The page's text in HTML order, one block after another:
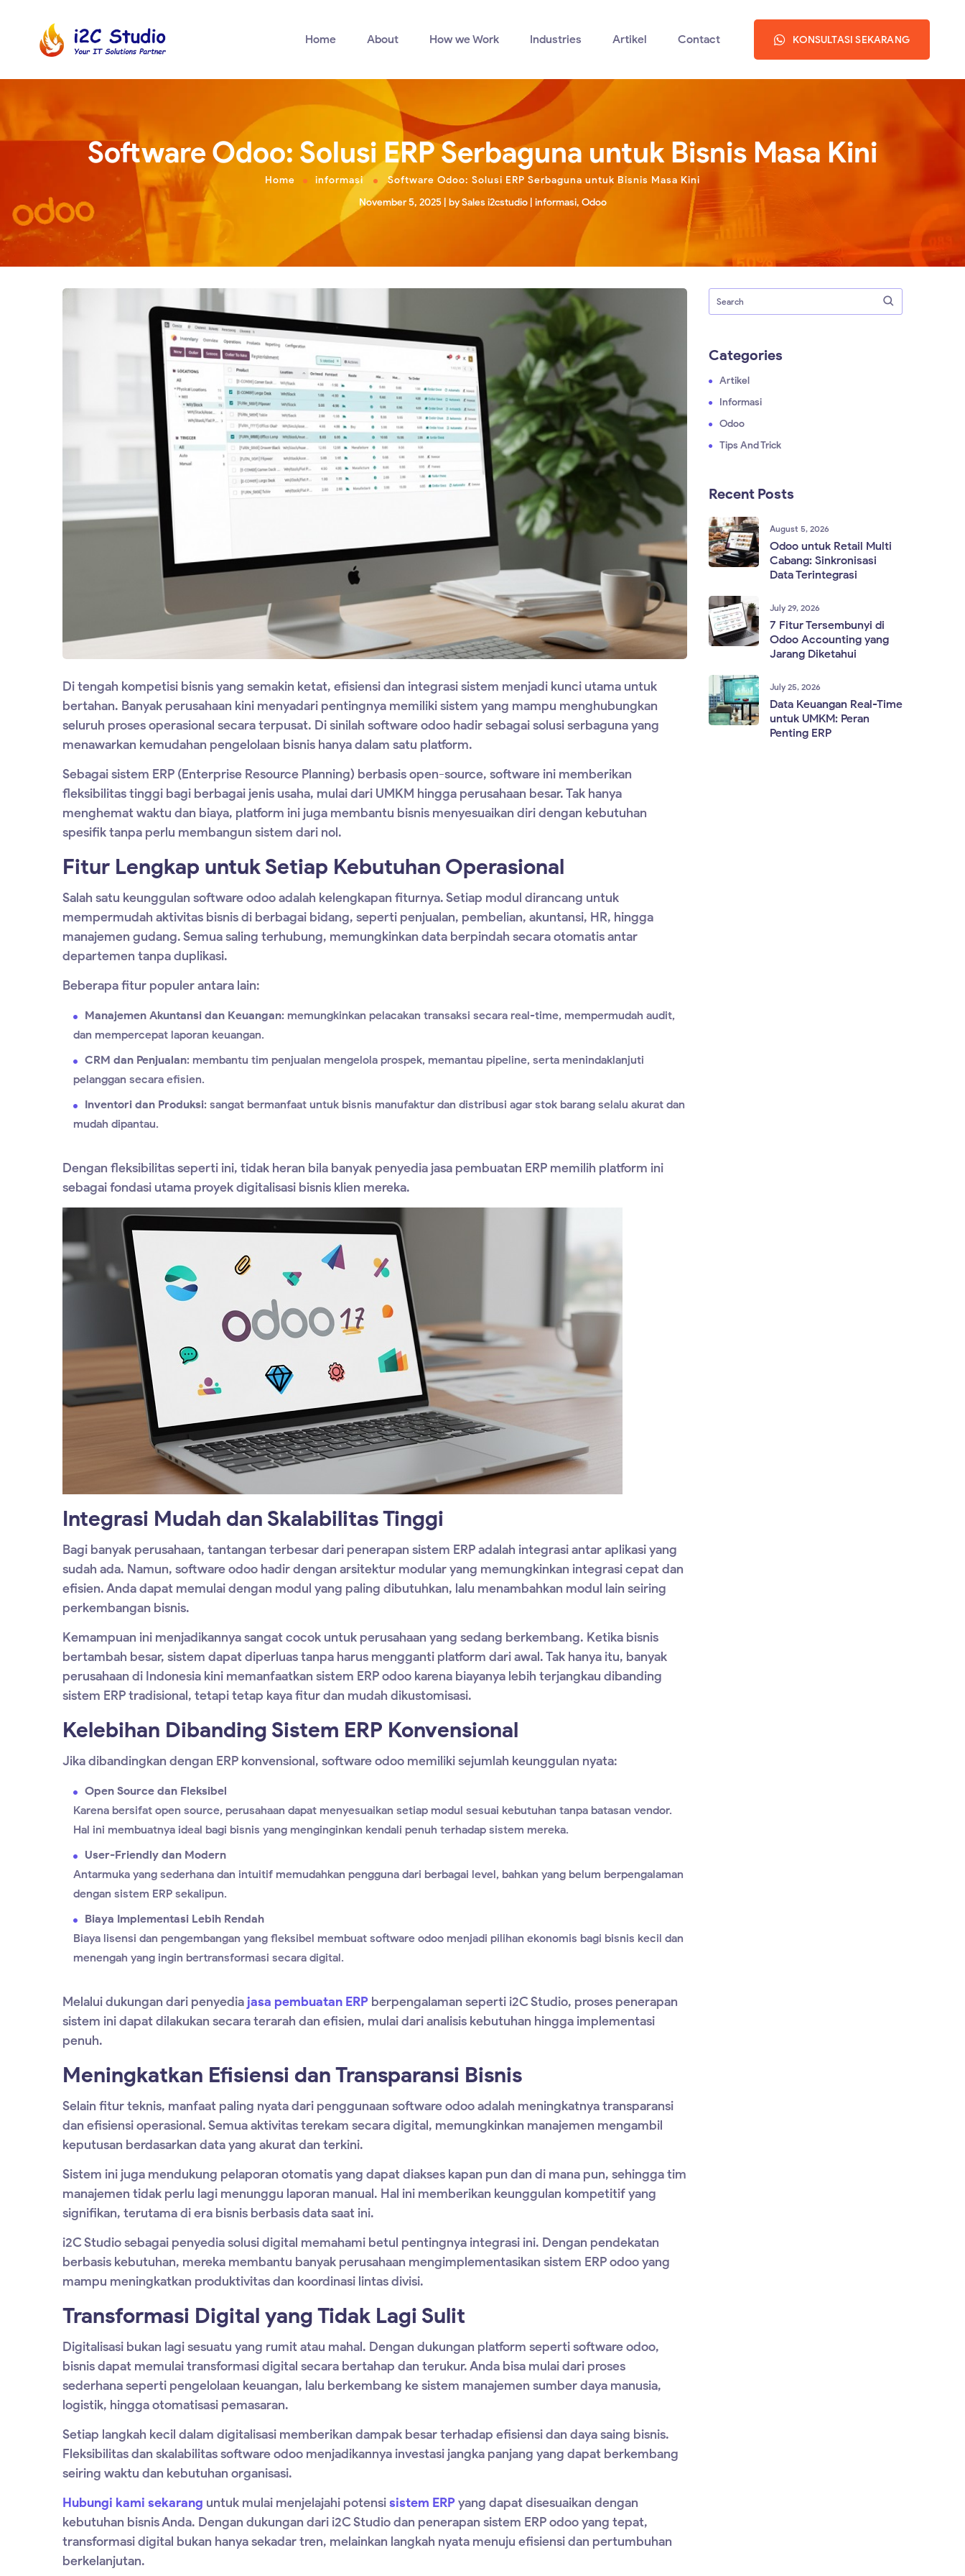
Home About How we Work Industries Artikel Contact KONSULTASI SEKARANG
Software Odoo: Solusi ERP Serbaguna untuk Bisnis Masa Kini
Home informasi
Software Odoo: Solusi ERP Serbaguna untuk Bisnis Masa Kini
November 5, 2025
bySales i2cstudio informasi, Odoo
Di tengah kompetisi bisnis yang semakin ketat, efisiensi dan integrasi sistem menjadi kunci utama untuk
bertahan. Banyak perusahaan kini menyadari pentingnya memiliki sistem yang mampu menghubungkan
seluruh proses operasional secara terpusat. Di sinilah software odoo hadir sebagai solusi serbaguna yang
menawarkan kemudahan pengelolaan bisnis hanya dalam satu platform.
Sebagai sistem ERP (Enterprise Resource Planning) berbasis open-source, software ini memberikan
fleksibilitas tinggi bagi berbagai jenis usaha, mulai dari UMKM hingga perusahaan besar. Tak hanya
menghemat waktu dan biaya, platform ini juga membantu bisnis menyesuaikan diri dengan kebutuhan
spesifik tanpa perlu membangun sistem dari nol.
Fitur Lengkap untuk Setiap Kebutuhan Operasional
Salah satu keunggulan software odooadalah kelengkapan fiturnya. Setiap modul dirancang untuk
mempermudah aktivitas bisnis di berbagai bidang, seperti penjualan, pembelian, akuntansi, HR, hingga
manajemen gudang. Semua saling terhubung, memungkinkan data berpindah secara otomatis antar
departemen tanpa duplikasi.
Beberapa fitur populer antara lain:
Manajemen Akuntansi dan Keuangan: memungkinkan pelacakan transaksi secara real-time, mempermudah audit,
dan mempercepat laporan keuangan.
CRM dan Penjualan: membantu tim penjualan mengelola prospek, memantau pipeline, serta menindaklanjuti
pelanggan secara efisien.
Inventori dan Produksi: sangat bermanfaat untuk bisnis manufaktur dan distribusi agar stok barang selalu akurat dan
mudah dipantau.
Dengan fleksibilitas seperti ini, tidak heran bila banyak penyedia jasa pembuatan ERP memilih platform ini
sebagai fondasi utama proyek digitalisasi bisnis klien mereka.
Integrasi Mudah dan Skalabilitas Tinggi
Bagi banyak perusahaan, tantangan terbesar dari penerapan sistem ERP adalah integrasi antar aplikasi yang
sudah ada. Namun, software odoo hadir dengan arsitektur modular yang memungkinkan integrasi cepat dan
efisien. Anda dapat memulai dengan modul yang paling dibutuhkan, lalu menambahkan modul lain seiring
perkembangan bisnis.
Kemampuan ini menjadikannya sangat cocok untuk perusahaan yang sedang berkembang. Ketika bisnis
bertambah besar, sistem dapat diperluas tanpa harus mengganti platform dari awal. Tak hanya itu, banyak
perusahaan di Indonesia kini memanfaatkan sistem ERP odoo karena biayanya lebih terjangkau dibanding
sistem ERP tradisional, tetapi tetap kaya fitur dan mudah dikustomisasi.
Kelebihan Dibanding Sistem ERP Konvensional
Jika dibandingkan dengan ERP konvensional, software odoo memiliki sejumlah keunggulan nyata:
Open Source dan Fleksibel
Karena bersifat open source, perusahaan dapat menyesuaikan setiap modul sesuai kebutuhan tanpa batasan vendor.
Hal ini membuatnya ideal bagi bisnis yang menginginkan kendali penuh terhadap sistem mereka.
User-Friendly dan Modern
Antarmuka yang sederhana dan intuitif memudahkan pengguna dari berbagai level, bahkan yang belum berpengalaman
dengan sistem ERP sekalipun.
Biaya Implementasi Lebih Rendah
Biaya lisensi dan pengembangan yang fleksibel membuat software odoo menjadi pilihan ekonomis bagi bisnis kecil dan
menengah yang ingin bertransformasi secara digital.
Melalui dukungan dari penyediajasa pembuatan ERP berpengalaman seperti i2C Studio, proses penerapan
sistem ini dapat dilakukan secara terarah dan efisien, mulai dari analisis kebutuhan hingga implementasi
penuh.
Meningkatkan Efisiensi dan Transparansi Bisnis
Selain fitur teknis, manfaat paling nyata dari penggunaan software odooadalah meningkatnya transparansi
dan efisiensi operasional. Semua aktivitas terekam secara digital, memungkinkan manajemen mengambil
keputusan berdasarkan data yang akurat dan terkini.
Sistem ini juga mendukung pelaporan otomatis yang dapat diakses kapan pun dan di mana pun, sehingga tim
manajemen tidak perlu lagi menunggu laporan manual. Hal ini memberikan keunggulan kompetitif yang
signifikan, terutama di era bisnis berbasis data saat ini.
i2C Studio sebagai penyedia solusi digital memahami betul pentingnya integrasi ini. Dengan pendekatan
berbasis kebutuhan, mereka membantu banyak perusahaan mengimplementasikan sistem ERP odooyang
mampu meningkatkan produktivitas dan koordinasi lintas divisi.
Transformasi Digital yang Tidak Lagi Sulit
Digitalisasi bukan lagi sesuatu yang rumit atau mahal. Dengan dukungan platform sepertisoftware odoo,
bisnis dapat memulai transformasi digital secara bertahap dan terukur. Anda bisa mulai dari proses
sederhana seperti pengelolaan keuangan, lalu berkembang ke sistem manajemen sumber daya manusia,
logistik, hingga otomatisasi pemasaran.
Setiap langkah kecil dalam digitalisasi memberikan dampak besar terhadap efisiensi dan daya saing bisnis.
Fleksibilitas dan skalabilitassoftware odoo menjadikannya investasi jangka panjang yang dapat berkembang
seiring waktu dan kebutuhan organisasi.
Hubungi kami sekarang untuk mulai menjelajahi potensisistem ERPyang dapat disesuaikan dengan
kebutuhan bisnis Anda. Dengan dukungan dari i2C Studio dan penerapan sistem ERP odoo yang tepat,
transformasi digital bukan hanya sekadar tren, melainkan langkah nyata menuju efisiensi dan pertumbuhan
berkelanjutan.
Categories
Artikel
Informasi
Odoo
Tips And Trick
Recent Posts
August 5, 2026
Odoo untuk Retail Multi
Cabang: Sinkronisasi
Data Terintegrasi
July 29, 2026
7 Fitur Tersembunyi di
Odoo Accounting yang
Jarang Diketahui
July 25, 2026
Data Keuangan Real-Time
untuk UMKM: Peran
Penting ERP